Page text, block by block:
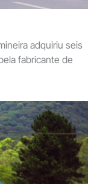
adquiriu seis
fabricante de